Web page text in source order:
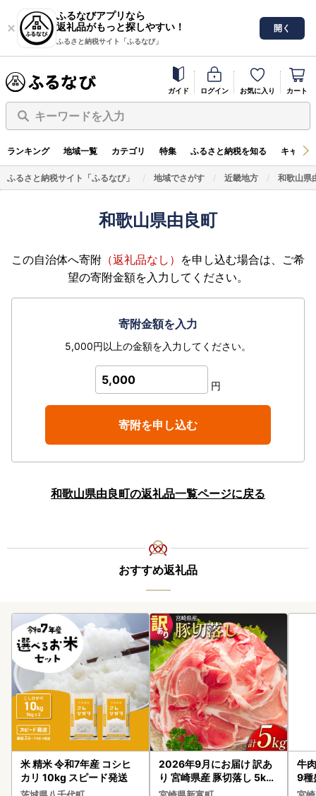
ふるなびアプリなら
返礼品がもっと探しやすい！
ふるさと納税サイト「ふるなび」
開く
ガイド ログイン お気に入り カート
キーワードを入力
ランキング 地域一覧 カテゴリ 特集 ふるさと納税を知る キャン
ふるさと納税サイト「ふるなび」 地域でさがす 近畿地方 和歌山県
和歌山県由良町
この自治体へ寄附 （返礼品なし） を申し込む場合は、ご希
望の寄附金額を入力してください。
寄附金額を入力
5,000円以上の金額を入力してください。
5,000 円
寄附を申し込む
和歌山県由良町の返礼品一覧ページに戻る
おすすめ返礼品
米 精米 令和7年産 コシヒ
カリ 10kg スピード発送
2026年9月にお届け 訳あ
り 宮崎県産 豚切落し 5kg
C325-2506-2609
牛
9種
-